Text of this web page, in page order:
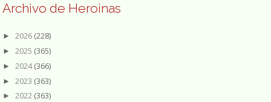
Archivo de Heroinas
► 2026 (228)
► 2025 (365)
► 2024(366)
► 2023 (363)
► 2022 (363)